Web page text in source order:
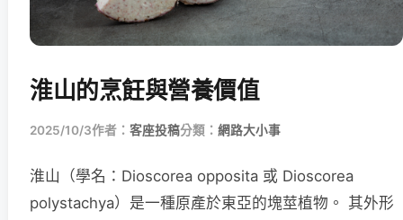
淮山的烹飪與營養價值
2025/10/3作者： 客座投稿分類： 網路大小事
淮山（學名：Dioscorea opposita 或 Dioscorea
polystachya）是一種原產於東亞的塊莖植物。 其外形